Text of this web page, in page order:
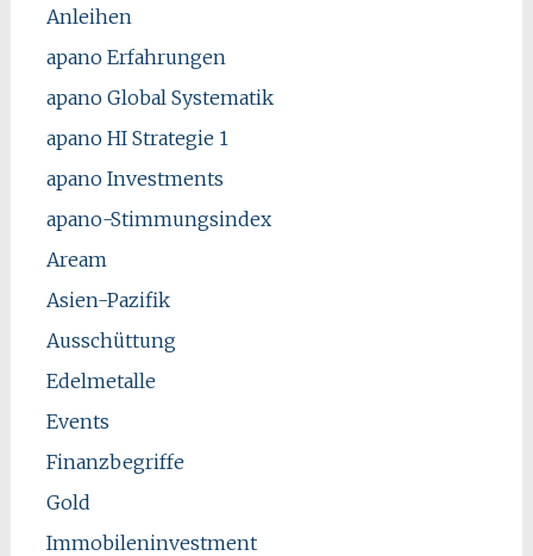
Anleihen
apano Erfahrungen
apano Global Systematik
apano HI Strategie 1
apano Investments
apano-Stimmungsindex
Aream
Asien-Pazifik
Ausschüttung
Edelmetalle
Events
Finanzbegriffe
Gold
Immobileninvestment